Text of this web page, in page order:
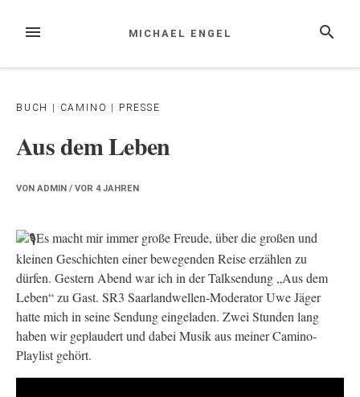
InhaltMENÜ SUCHE
MICHAEL ENGEL
BUCH CAMINO PRESSE
Aus dem Leben
VON ADMIN / VOR 4 JAHREN
Es macht mir immer große Freude, über die großen und
kleinen Geschichten einer bewegenden Reise erzählen zu
dürfen. Gestern Abend war ich in der Talksendung „Aus dem
Leben“ zu Gast. SR3 Saarlandwellen-Moderator Uwe Jäger
hatte mich in seine Sendung eingeladen. Zwei Stunden lang
haben wir geplaudert und dabei Musik aus meiner Camino-
Playlist gehört.